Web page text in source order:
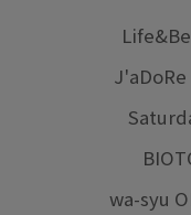
wa-syu